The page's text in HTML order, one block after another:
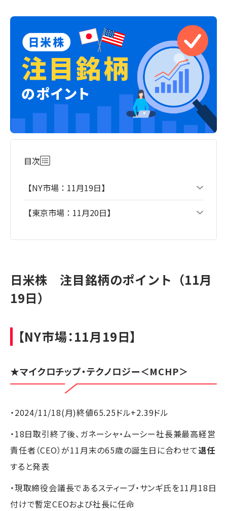
目次
【NY市場：11月19日】
【東京市場：11月20日】
日米株 注目銘柄のポイント（11月
19日）
【NY市場：11月19日】
★マイクロチップ・テクノロジー＜MCHP＞
・2024/11/18(月)終値65.25ドル+2.39ドル
・18日取引終了後、ガネーシャ・ムーシー社長兼最高経営
責任者（CEO）が11月末の65歳の誕生日に合わせて退任
すると発表
・現取締役会議長であるスティーブ・サンギ氏を11月18日
付けで暫定CEOおよび社長に任命